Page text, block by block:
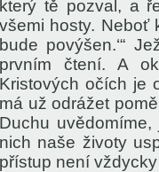
který tě pozval, a
všemi hosty. Neboť
bude povýšen.‘“
prvním čtení. A
Kristových očích je
má už odrážet
Duchu
nich naše životy
přístup není vždycky